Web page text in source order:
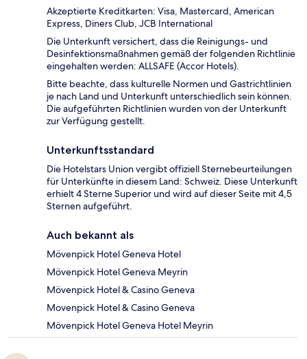
Akzeptierte Kreditkarten: Visa, Mastercard, American
Express, Diners Club, JCB International
Die Unterkunft versichert, dass die Reinigungs- und
Desinfektionsmaßnahmen gemäß der folgenden Richtlinie
eingehalten werden: ALLSAFE (Accor Hotels).
Bitte beachte, dass kulturelle Normen und Gastrichtlinien
je nach Land und Unterkunft unterschiedlich sein können.
Die aufgeführten Richtlinien wurden von der Unterkunft
zur Verfügung gestellt.
Unterkunftsstandard
Die Hotelstars Union vergibt offiziell Sternebeurteilungen
für Unterkünfte in diesem Land: Schweiz. Diese Unterkunft
erhielt 4 Sterne Superior und wird auf dieser Seite mit 4,5
Sternen aufgeführt.
Auch bekannt als
Mövenpick Hotel Geneva Hotel
Mövenpick Hotel Geneva Meyrin
Mövenpick Hotel & Casino Geneva
Movenpick Hotel & Casino Geneva
Mövenpick Hotel Geneva Hotel Meyrin